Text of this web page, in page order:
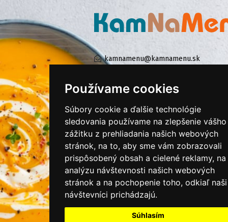
Používame cookies
Súbory cookie a ďalšie technológie
sledovania používame na zlepšenie vášho
zážitku z prehliadania našich webových
stránok, na to, aby sme vám zobrazovali
prispôsobený obsah a cielené reklamy, na
analýzu návštevnosti našich webových
stránok a na pochopenie toho, odkiaľ naši
návštevníci prichádzajú.
Súhlasím
kamnamenu@kamnamenu.sk
KONTAKTUJTE NÁS
PRIHLÁSIŤ SA DO ZÁKAZNÍCKEJ ZÓNY
Všeobecné obchodné podmienky
Ochrana osobných údajov
Cookies